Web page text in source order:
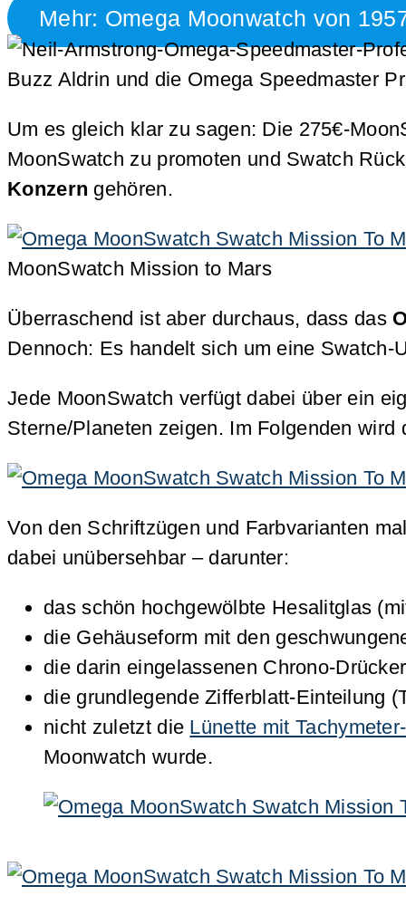
Mehr: Omega Moonwatch von
Buzz Aldrin und die Omega Speedmaster
Um es gleich klar zu sagen: Die 275€-
MoonSwatch zu promoten und Swatch
Konzern gehören.
MoonSwatch Mission to Mars
Überraschend ist aber durchaus, dass das
Dennoch: Es handelt sich um eine
Jede MoonSwatch verfügt dabei über ein
Sterne/Planeten zeigen. Im Folgenden
Von den Schriftzügen und Farbvarianten
dabei unübersehbar – darunter:
das schön hochgewölbte Hesalitglas
die Gehäuseform mit den
die darin eingelassenen Chrono-
die grundlegende Zifferblatt-Einteilung
nicht zuletzt die Lünette mit
Moonwatch wurde.